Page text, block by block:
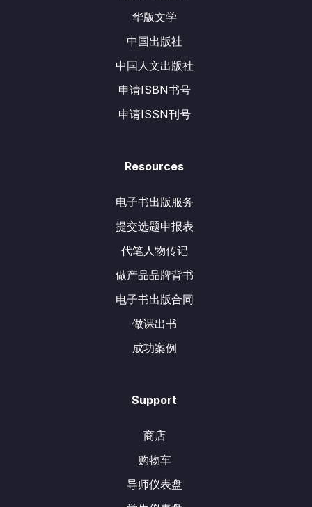
华版文学
中国出版社
中国人文出版社
申请ISBN书号
申请ISSN刊号
Resources
电子书出版服务
提交选题申报表
代笔人物传记
做产品品牌背书
电子书出版合同
做课出书
成功案例
Support
商店
购物车
导师仪表盘